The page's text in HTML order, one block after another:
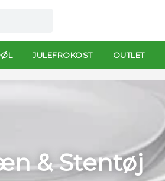
JULEFROKOST OUTLET
& Stentøj